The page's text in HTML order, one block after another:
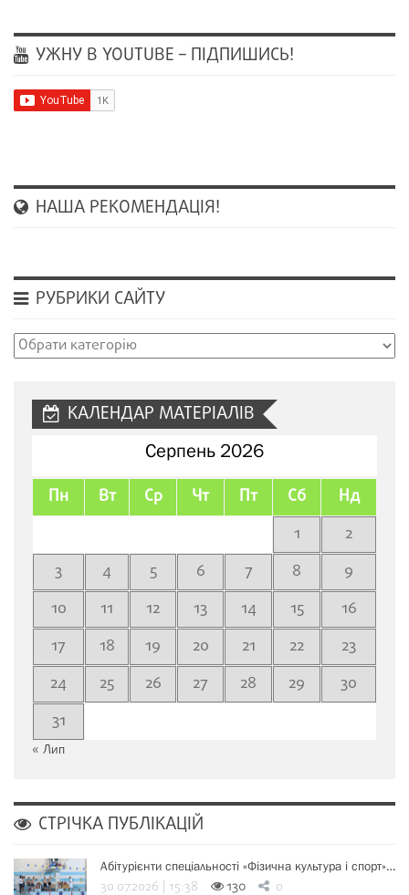
УЖНУ В YOUTUBE – ПІДПИШИСЬ!
НАША РЕКОМЕНДАЦІЯ!
РУБРИКИ САЙТУ
Рубрики
КАЛЕНДАР МАТЕРІАЛІВ
Серпень 2026
Пн Вт Ср Чт Пт Сб Нд
1
2
3
4 5 6 7 8
9
10
11 12 13 14 15
16
17
18 19 20 21 22
23
24
25 26 27 28 29
30
31
« Лип
СТРІЧКА ПУБЛІКАЦІЙ
Абітурієнти спеціальності «Фізична культура і спорт»…
30.07.2026 | 15:38 130 0